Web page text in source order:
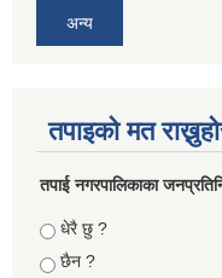
अन्य
तपाइको मत
तपा‌ई नगरपालिकाका
Choices
धेरै छु ?
छैन ?